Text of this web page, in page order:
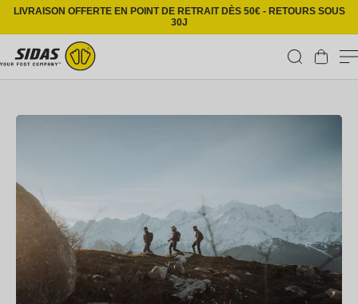
Ignorer et passer au contenu
LIVRAISON OFFERTE EN POINT DE RETRAIT DÈS 50€ - RETOURS SOUS
30J
Panier